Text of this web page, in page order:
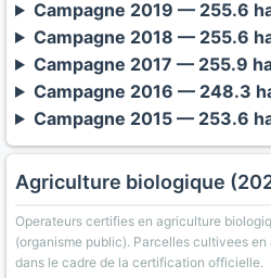
Campagne 2019 — 255.6
Campagne 2018 — 255.6
Campagne 2017 — 255.9
Campagne 2016 — 248.3
Campagne 2015 — 253.6
Agriculture biologique
Operateurs certifies en agriculture
(organisme public). Parcelles cultivees
dans le cadre de la certification officielle.